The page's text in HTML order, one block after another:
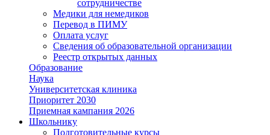
сотрудничестве
Медики для немедиков
Перевод в ПИМУ
Оплата услуг
Сведения об образовательной организации
Реестр открытых данных
Образование
Наука
Университетская клиника
Приоритет 2030
Приемная кампания 2026
Школьнику
Подготовительные курсы